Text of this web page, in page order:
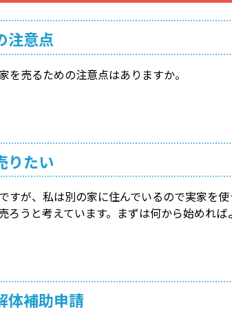
注意点
を売るための注意点はありますか。
りたい
すが、私は別の家に住んでいるので実家を
ろうと考えています。まずは何から始めれば
体補助申請